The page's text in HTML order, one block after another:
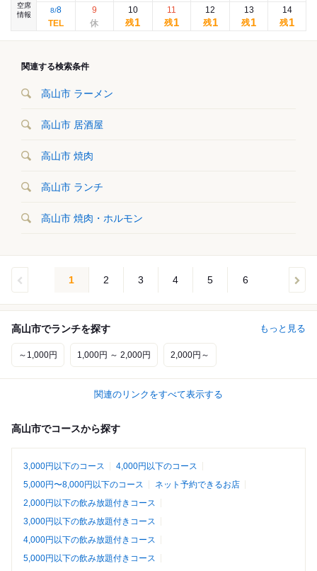
空席
情報
8/8 9
10
残1
11
残1
12
残1
13
残1
14
残1
関連する検索条件
高山市 ラーメン
高山市 居酒屋
高山市 焼肉
高山市 ランチ
高山市 焼肉・ホルモン
1 2 3 4 5 6
高山市でランチを探す もっと見る
～1,000円 1,000円 ～ 2,000円 2,000円～
関連のリンクをすべて表示する
高山市でコースから探す
3,000円以下のコース
4,000円以下のコース
5,000円〜8,000円以下のコース
ネット予約できるお店
2,000円以下の飲み放題付きコース
3,000円以下の飲み放題付きコース
4,000円以下の飲み放題付きコース
5,000円以下の飲み放題付きコース